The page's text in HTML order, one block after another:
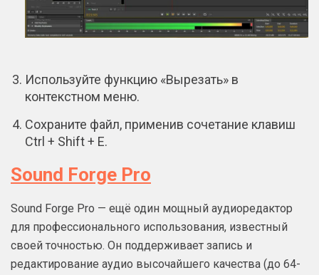
Используйте функцию «Вырезать» в
контекстном меню.
Сохраните файл, применив сочетание клавиш
Ctrl + Shift + E.
Sound Forge Pro
Sound Forge Pro — ещё один мощный аудиоредактор
для профессионального использования, известный
своей точностью. Он поддерживает запись и
редактирование аудио высочайшего качества (до 64-